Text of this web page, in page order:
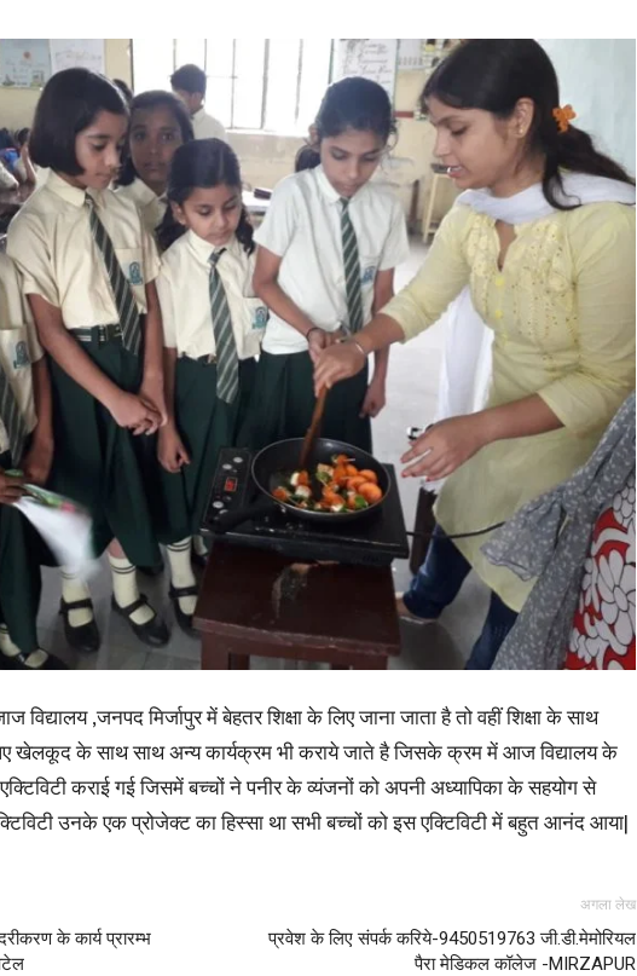
News,
Latest
News
in
Hindi,
विद्यालय ,जनपद मिर्जापुर में बेहतर शिक्षा के लिए जाना जाता है तो वहीं शिक्षा के साथ
खेलकूद के साथ साथ अन्य कार्यक्रम भी कराये जाते है जिसके क्रम में आज विद्यालय के
एक्टिविटी कराई गई जिसमें बच्चों ने पनीर के व्यंजनों को अपनी अध्यापिका के सहयोग से
उनके एक प्रोजेक्ट का हिस्सा था सभी बच्चों को इस एक्टिविटी में बहुत आनंद आया|
के कार्य प्रारम्भ
अगला लेख
प्रवेश के लिए संपर्क करिये-9450519763 जी.डी.मेमोरियल
पैरा मेडिकल कॉलेज -MIRZAPUR